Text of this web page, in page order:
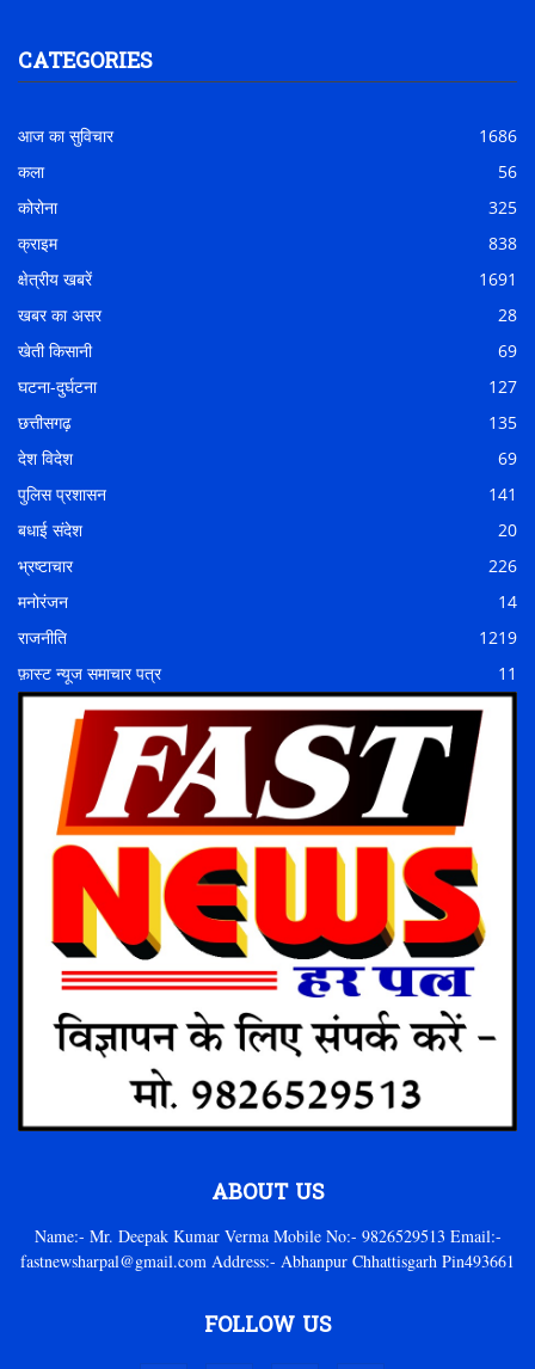
CATEGORIES
आज का सुविचार
1686
कला
56
कोरोना
325
क्राइम
838
क्षेत्रीय खबरें
1691
खबर का असर
28
खेती किसानी
69
घटना-दुर्घटना
127
छत्तीसगढ़
135
देश विदेश
69
पुलिस प्रशासन
141
बधाई संदेश
20
भ्रष्टाचार
226
मनोरंजन
14
राजनीति
1219
फ़ास्ट न्यूज समाचार पत्र
11
ABOUT US
Name:- Mr. Deepak Kumar Verma Mobile No:- 9826529513 Email:-
fastnewsharpal@gmail.com Address:- Abhanpur Chhattisgarh Pin493661
FOLLOW US